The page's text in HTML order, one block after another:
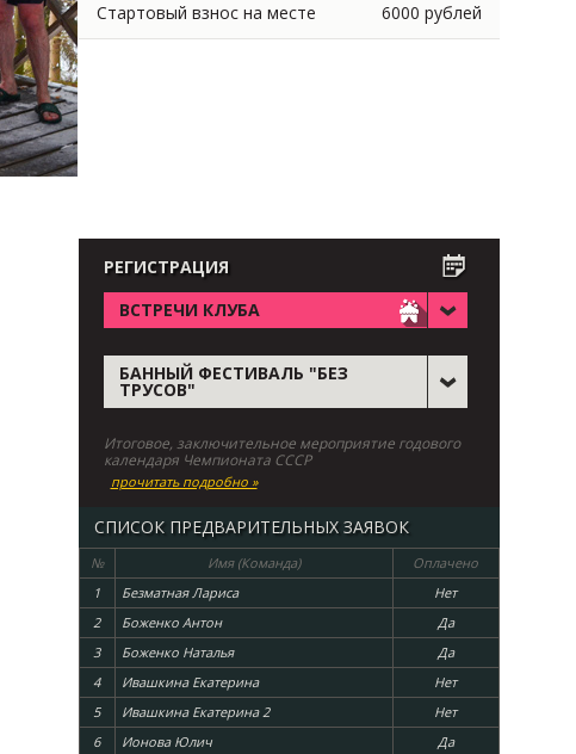
Стартовый взнос на месте 6000 рублей
РЕГИСТРАЦИЯ
ВСТРЕЧИ КЛУБА
БАННЫЙ ФЕСТИВАЛЬ "БЕЗ
ТРУСОВ"
Итоговое, заключительное мероприятие годового
календаря Чемпионата СССР
прочитать подробно »
СПИСОК ПРЕДВАРИТЕЛЬНЫХ ЗАЯВОК
№ Имя (Команда)
Оплачено
1
Безматная Лариса
Нет
2
Боженко Антон
Да
3
Боженко Наталья
Да
4
Ивашкина Екатерина
Нет
5
Ивашкина Екатерина 2
Нет
6
Ионова Юлич
Да